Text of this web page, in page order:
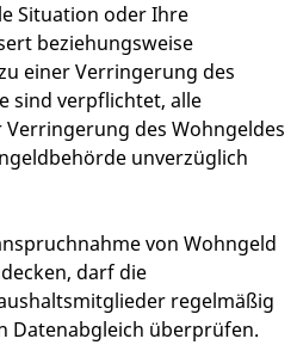
Situation oder Ihre
beziehungsweise
einer Verringerung des
sind verpflichtet, alle
des Wohngeldes
unverzüglich
von Wohngeld
darf die
regelmäßig
Datenabgleich überprüfen.